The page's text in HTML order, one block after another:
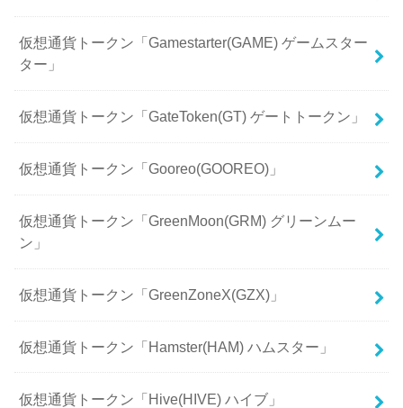
仮想通貨トークン「Gamestarter(GAME) ゲームスター
ター」
仮想通貨トークン「GateToken(GT) ゲートトークン」
仮想通貨トークン「Gooreo(GOOREO)」
仮想通貨トークン「GreenMoon(GRM) グリーンムー
ン」
仮想通貨トークン「GreenZoneX(GZX)」
仮想通貨トークン「Hamster(HAM) ハムスター」
仮想通貨トークン「Hive(HIVE) ハイブ」